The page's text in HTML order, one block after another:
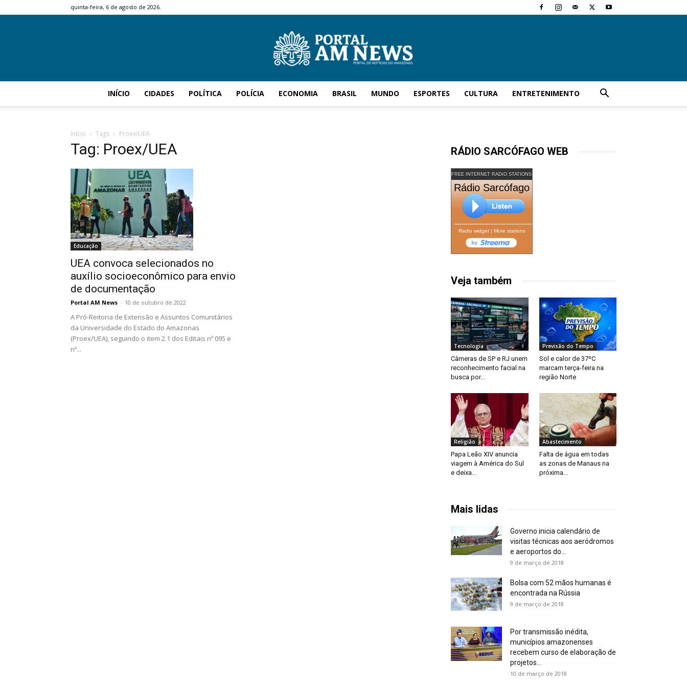
quinta-feira, 6 de agosto de 2026.
INÍCIO CIDADES POLÍTICA POLÍCIA ECONOMIA BRASIL MUNDO ESPORTES CULTURA ENTRETENIMENTO
Início Tags Proex/UEA
Tag: Proex/UEA
Educação
UEA convoca selecionados no
auxílio socioeconômico para envio
de documentação
Portal AM News - 10 de outubro de 2022
A Pró-Reitoria de Extensão e Assuntos Comunitários
da Universidade do Estado do Amazonas
(Proex/UEA), seguindo o item 2.1 dos Editais nº 095 e
nº...
RÁDIO SARCÓFAGO WEB
FREE INTERNET RADIO STATIONS
Rádio Sarcófago
Radio widget| More stations
Veja também
Tecnologia
Câmeras de SP e RJ unem
reconhecimento facial na
busca por...
Previsão do Tempo
Sol e calor de 37ºC
marcam terça-feira na
região Norte
Religião
Papa Leão XIV anuncia
viagem à América do Sul
e deixa...
Abastecimento
Falta de água em todas
as zonas de Manaus na
próxima...
Mais lidas
Governo inicia calendário de
visitas técnicas aos aeródromos
e aeroportos do...
9 de março de 2018
Bolsa com 52 mãos humanas é
encontrada na Rússia
9 de março de 2018
Por transmissão inédita,
municípios amazonenses
recebem curso de elaboração de
projetos...
10 de março de 2018